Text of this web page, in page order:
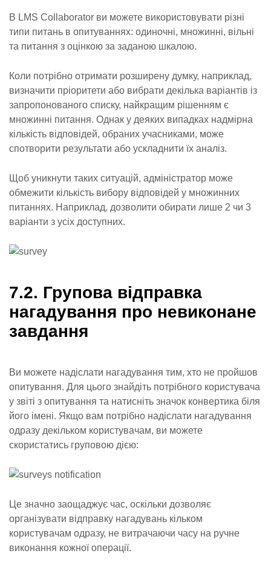
В LMS Collaborator ви можете використовувати різні
типи питань в опитуваннях: одиночні, множинні, вільні
та питання з оцінкою за заданою шкалою.
Коли потрібно отримати розширену думку, наприклад,
визначити пріоритети або вибрати декілька варіантів із
запропонованого списку, найкращим рішенням є
множинні питання. Однак у деяких випадках надмірна
кількість відповідей, обраних учасниками, може
спотворити результати або ускладнити їх аналіз.
Щоб уникнути таких ситуацій, адміністратор може
обмежити кількість вибору відповідей у множинних
питаннях. Наприклад, дозволити обирати лише 2 чи 3
варіанти з усіх доступних.
7.2. Групова відправка
нагадування про невиконане
завдання
Ви можете надіслати нагадування тим, хто не пройшов
опитування. Для цього знайдіть потрібного користувача
у звіті з опитування та натисніть значок конвертика біля
його імені. Якщо вам потрібно надіслати нагадування
одразу декільком користувачам, ви можете
скористатись груповою дією:
Це значно заощаджує час, оскільки дозволяє
організувати відправку нагадувань кільком
користувачам одразу, не витрачаючи часу на ручне
виконання кожної операції.